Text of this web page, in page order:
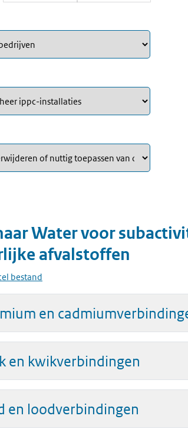
Watervoor
afvalstoffen
bestand
en
en kwikverbindingen
en loodverbindingen